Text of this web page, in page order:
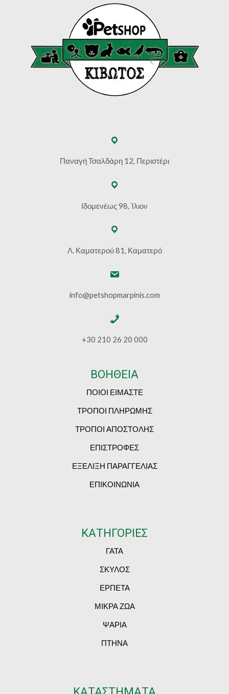
Παναγή Τσαλδάρη 12, Περιστέρι
Ιδομενέως 98, Ίλιον
Λ. Καματερού 81, Καματερό
info@petshopmarpinis.com
+30 210 26 20 000
ΒΟΗΘΕΙΑ
ΠΟΙΟΙ ΕΙΜΑΣΤΕ
ΤΡΟΠΟΙ ΠΛΗΡΩΜΗΣ
ΤΡΟΠΟΙ ΑΠΟΣΤΟΛΗΣ
ΕΠΙΣΤΡΟΦΕΣ
ΕΞΕΛΙΞΗ ΠΑΡΑΓΓΕΛΙΑΣ
ΕΠΙΚΟΙΝΩΝΙΑ
ΚΑΤΗΓΟΡΙΕΣ
ΓΑΤΑ
ΣΚΥΛΟΣ
ΕΡΠΕΤΑ
ΜΙΚΡΑ ΖΩΑ
ΨΑΡΙΑ
ΠΤΗΝΑ
ΚΑΤΑΣΤΗΜΑΤΑ